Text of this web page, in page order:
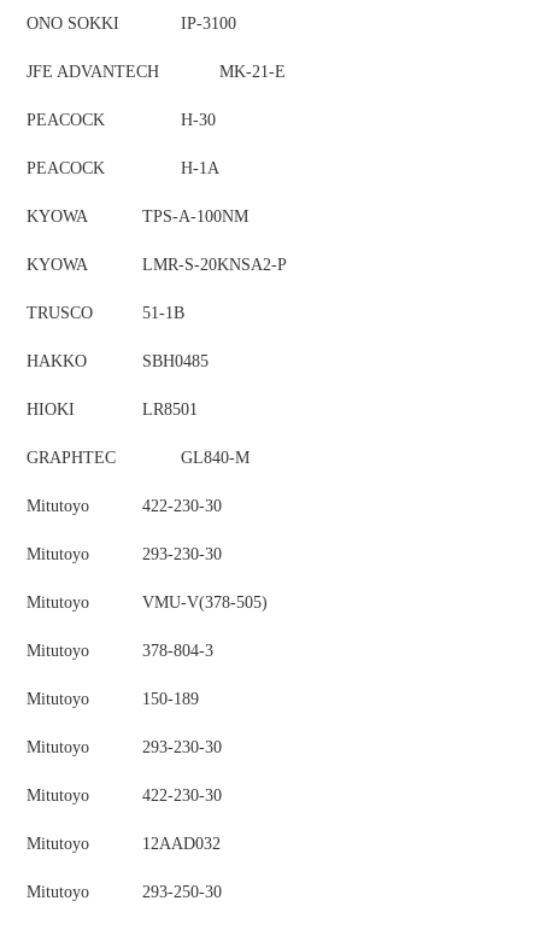
ONO SOKKI IP-3100
JFE ADVANTECH MK-21-E
PEACOCK H-30
PEACOCK H-1A
KYOWA TPS-A-100NM
KYOWA LMR-S-20KNSA2-P
TRUSCO 51-1B
HAKKO SBH0485
HIOKI LR8501
GRAPHTEC GL840-M
Mitutoyo 422-230-30
Mitutoyo 293-230-30
Mitutoyo VMU-V(378-505)
Mitutoyo 378-804-3
Mitutoyo 150-189
Mitutoyo 293-230-30
Mitutoyo 422-230-30
Mitutoyo 12AAD032
Mitutoyo 293-250-30